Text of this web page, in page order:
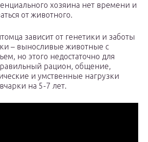
хозяина нет времени и
от животного.
зависит от генетики и заботы
– выносливые животные с
но этого недостаточно для
рацион, общение,
и умственные нагрузки
на 5-7 лет.